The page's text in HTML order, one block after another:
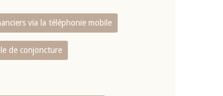
via la téléphonie mobile
de conjoncture